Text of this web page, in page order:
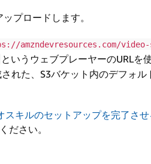
プロードします。
amzndevresources.com/
というウェブプレーヤーのURLを
れた、S3バケット内のデフォ
スキルのセットアップを完了させ
ださい。